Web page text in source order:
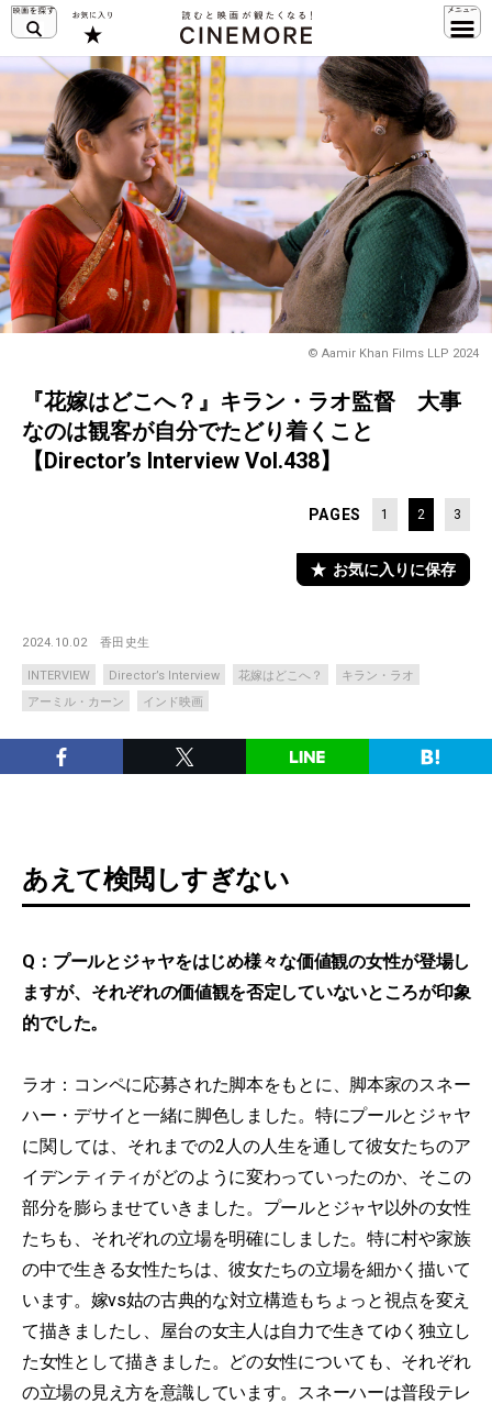
© Aamir Khan Films LLP 2024
『花嫁はどこへ？』キラン・ラオ監督 大事
なのは観客が自分でたどり着くこと
【Director’s Interview Vol.438】
PAGES 1 2 3
お気に入りに保存
2024.10.02 香田史生
INTERVIEW Director’s Interview 花嫁はどこへ？
キラン・ラオ
アーミル・カーン
インド映画
あえて検閲しすぎない
Q：プールとジャヤをはじめ様々な価値観の女性が登場し
ますが、それぞれの価値観を否定していないところが印象
的でした。
ラオ：コンペに応募された脚本をもとに、脚本家のスネー
ハー・デサイと一緒に脚色しました。特にプールとジャヤ
に関しては、それまでの2人の人生を通して彼女たちのア
イデンティティがどのように変わっていったのか、そこの
部分を膨らませていきました。プールとジャヤ以外の女性
たちも、それぞれの立場を明確にしました。特に村や家族
の中で生きる女性たちは、彼女たちの立場を細かく描いて
います。嫁vs姑の古典的な対立構造もちょっと視点を変え
て描きましたし、屋台の女主人は自力で生きてゆく独立し
た女性として描きました。どの女性についても、それぞれ
の立場の見え方を意識しています。スネーハーは普段テレ